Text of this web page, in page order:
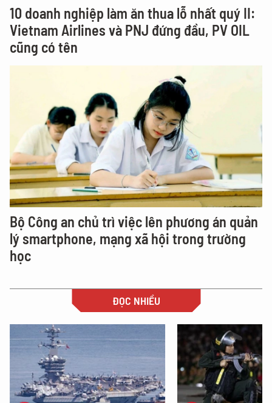
10 doanh nghiệp làm ăn thua lỗ nhất quý II:
Vietnam Airlines và PNJ đứng đầu, PV OIL
cũng có tên
Bộ Công an chủ trì việc lên phương án quản
lý smartphone, mạng xã hội trong trường
học
ĐỌC NHIỀU